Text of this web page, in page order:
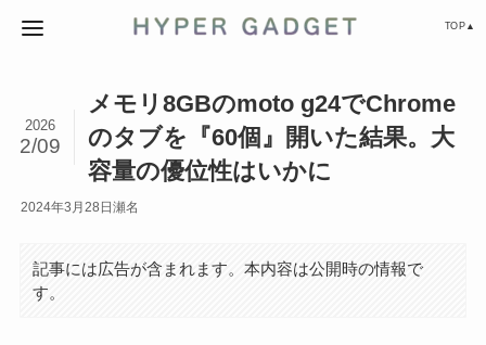
TOP▲
メモリ8GBのmoto g24でChrome
のタブを『60個』開いた結果。大
容量の優位性はいかに
2026
2/09
2024年3月28日 瀬名
記事には広告が含まれます。本内容は公開時の情報で
す。